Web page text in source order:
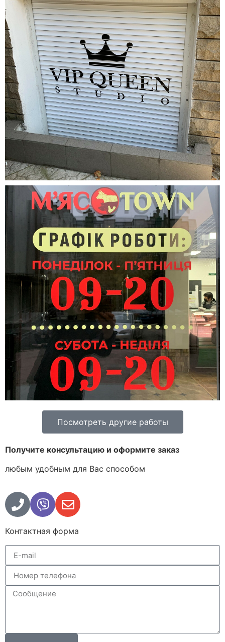
Посмотреть другие работы
Получите консультацию и оформите заказ
любым удобным для Вас способом
Контактная форма